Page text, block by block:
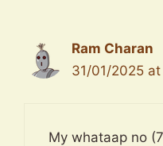
Ram Charan
31/01/2025
My whataap no